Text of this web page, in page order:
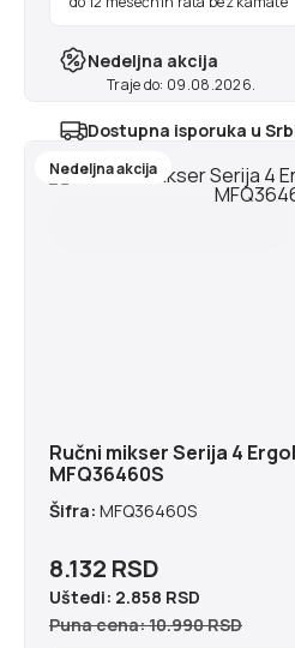
Nedeljna akcija
Traje do: 09.08.2026.
Dostupna isporuka u
Nedeljna akcija
Ručni mikser Serija 4
MFQ36460S
Šifra: MFQ36460S
8.132 RSD
Uštedi: 2.858 RSD
Puna cena: 10.990 RSD